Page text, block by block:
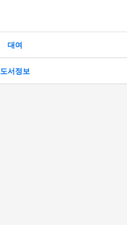
대여
도서정보